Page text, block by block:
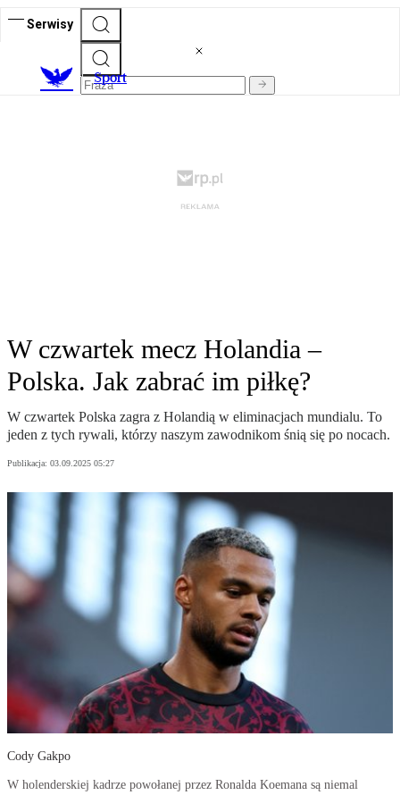
Serwisy
Sport
W czwartek mecz Holandia –
Polska. Jak zabrać im piłkę?
W czwartek Polska zagra z Holandią w eliminacjach mundialu. To
jeden z tych rywali, którzy naszym zawodnikom śnią się po nocach.
Publikacja: 03.09.2025 05:27
Cody Gakpo
W holenderskiej kadrze powołanej przez Ronalda Koemana są niemal